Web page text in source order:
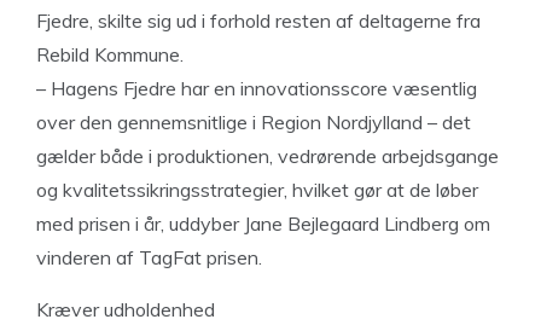
Fjedre, skilte sig ud i forhold resten af deltagerne fra
Rebild Kommune.
– Hagens Fjedre har en innovationsscore væsentlig
over den gennemsnitlige i Region Nordjylland – det
gælder både i produktionen, vedrørende arbejdsgange
og kvalitetssikringsstrategier, hvilket gør at de løber
med prisen i år, uddyber Jane Bejlegaard Lindberg om
vinderen af TagFat prisen.
Kræver udholdenhed